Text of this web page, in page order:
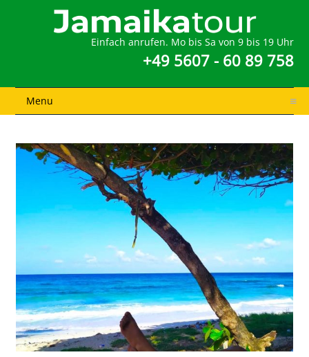
Einfach anrufen. Mo bis Sa von 9 bis 19 Uhr
+49 5607 - 60 89 758
Menu